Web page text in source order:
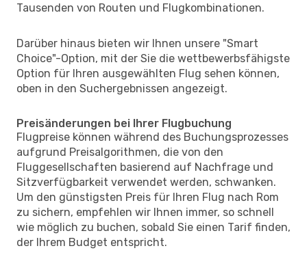
Tausenden von Routen und Flugkombinationen.
Darüber hinaus bieten wir Ihnen unsere "Smart
Choice"-Option, mit der Sie die wettbewerbsfähigste
Option für Ihren ausgewählten Flug sehen können,
oben in den Suchergebnissen angezeigt.
Preisänderungen bei Ihrer Flugbuchung
Flugpreise können während des Buchungsprozesses
aufgrund Preisalgorithmen, die von den
Fluggesellschaften basierend auf Nachfrage und
Sitzverfügbarkeit verwendet werden, schwanken.
Um den günstigsten Preis für Ihren Flug nach Rom
zu sichern, empfehlen wir Ihnen immer, so schnell
wie möglich zu buchen, sobald Sie einen Tarif finden,
der Ihrem Budget entspricht.